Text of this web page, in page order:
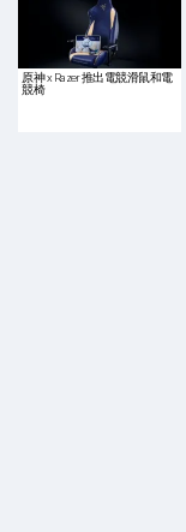
原神 x Razer 推出電競滑鼠和電
競椅